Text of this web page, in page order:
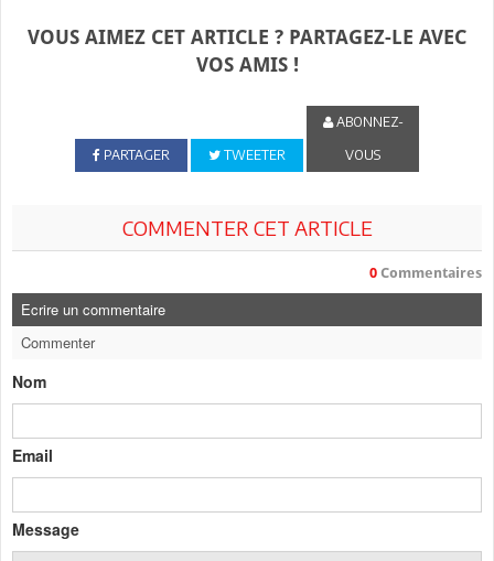
VOUS AIMEZ CET ARTICLE ? PARTAGEZ-LE AVEC
VOS AMIS !
PARTAGER TWEETER
ABONNEZ-
VOUS
COMMENTER CET ARTICLE
0 Commentaires
Ecrire un commentaire
Commenter
Nom
Email
Message